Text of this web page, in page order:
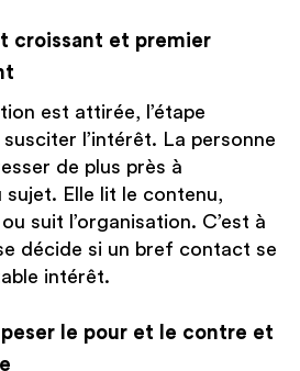
croissant et premier
est attirée, l’étape
l’intérêt. La personne
de plus près à
sujet. Elle lit le contenu,
suit l’organisation. C’est à
décide si un bref contact se
intérêt.
le pour et le contre et